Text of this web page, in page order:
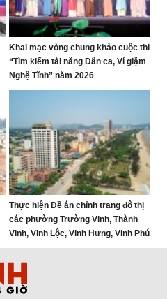
Khai mạc vòng chung khảo cuộc thi
“Tìm kiếm tài năng Dân ca, Ví giặm
Nghệ Tĩnh” năm 2026
Thực hiện Đề án chỉnh trang đô thị
các phường Trường Vinh, Thành
Vinh, Vinh Lộc, Vinh Hưng, Vinh Phú
và Cửa Lò giai đoạn 2026 – 2030